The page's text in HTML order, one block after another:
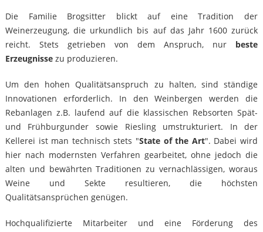
Die Familie Brogsitter blickt auf eine Tradition der
Weinerzeugung, die urkundlich bis auf das Jahr 1600 zurück
reicht. Stets getrieben von dem Anspruch, nur beste
Erzeugnissezu produzieren.
Um den hohen Qualitätsanspruch zu halten, sind ständige
Innovationen erforderlich. In den Weinbergen werden die
Rebanlagen z.B. laufend auf die klassischen Rebsorten Spät-
und Frühburgunder sowie Riesling umstrukturiert. In der
Kellerei ist man technisch stets "State of the Art". Dabei wird
hier nach modernsten Verfahren gearbeitet, ohne jedoch die
alten und bewährten Traditionen zu vernachlässigen, woraus
Weine und Sekte resultieren, die höchsten
Qualitätsansprüchen genügen.
Hochqualifizierte Mitarbeiter und eine Förderung des